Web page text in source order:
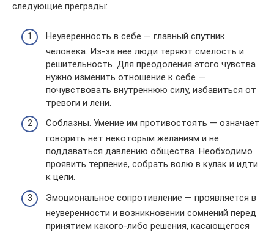
следующие преграды:
Неуверенность в себе — главный спутник
человека. Из-за нее люди теряют смелость и
решительность. Для преодоления этого чувства
нужно изменить отношение к себе —
почувствовать внутреннюю силу, избавиться от
тревоги и лени.
Соблазны. Умение им противостоять — означает
говорить нет некоторым желаниям и не
поддаваться давлению общества. Необходимо
проявить терпение, собрать волю в кулак и идти
к цели.
Эмоциональное сопротивление — проявляется в
неуверенности и возникновении сомнений перед
принятием какого-либо решения, касающегося